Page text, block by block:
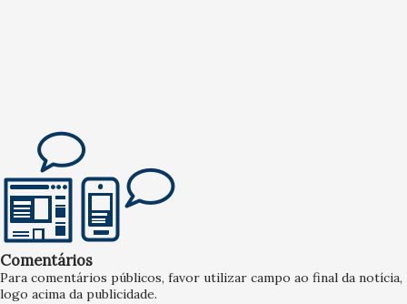
Comentários
Para comentários públicos, favor utilizar campo ao final da notícia,
logo acima da publicidade.